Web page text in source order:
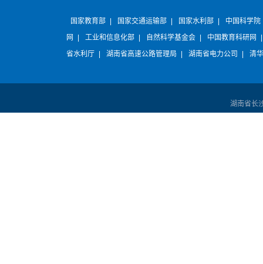
国家教育部 国家交通运输部 国家水利部
中国科学院
网
工业和信息化部 自然科学基金会 中国教育科研网
省水利厅
湖南省高速公路管理局 湖南省电力公司 清
湖南省长